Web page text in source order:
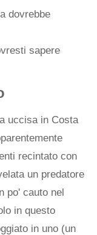
dovrebbe
sapere
uccisa in Costa
recintato con
un predatore
po' cauto nel
in questo
in uno (un